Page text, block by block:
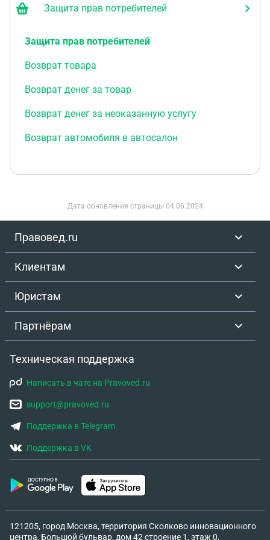
Защита прав потребителей
Защита прав потребителей
Возврат товара
Возврат денег за товар
Возврат денег за неоказанную услугу
Возврат автомобиля в автосалон
Дата обновления страницы 04.06.2024
Правовед.ru
Клиентам
Юристам
Партнёрам
Техническая поддержка
Написать в чате на Pravoved.ru
support@pravoved.ru
Поддержка в Telegram
Поддержка в VK
121205, город Москва, территория Сколково инновационного
центра, Большой бульвар, дом 42 строение 1, этаж 0,